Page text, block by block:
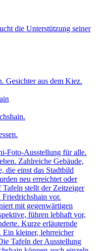
Gesichter aus dem Kiez.
Foto-Ausstellung für alle.
Zahlreiche Gebäude,
die einst das Stadtbild
neu erreichtet oder
stellt der Zeitzeiger
vor.
mit gegenwärtigen
führen lebhaft vor,
Kurze erläuternde
Ein kleiner, lehrreicher
Tafeln der Ausstellung